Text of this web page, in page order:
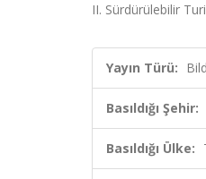
II. Sürdürülebilir
Yayın Türü:
Basıldığı Şehir:
Basıldığı Ülke: